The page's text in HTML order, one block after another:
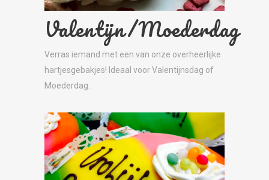
Valentijn/Moederdag
Verras iemand met een van onze overheerlijke
hartjesgebakjes! Ideaal voor Valentijnsdag of
Moederdag.